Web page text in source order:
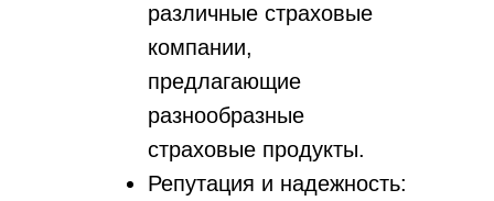
различные страховые
компании,
предлагающие
разнообразные
страховые продукты.
Репутация и надежность: